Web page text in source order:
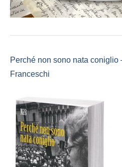
Perché non sono nata coniglio
Franceschi